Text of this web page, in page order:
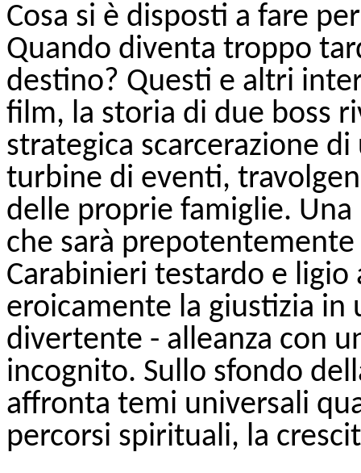
Cosa si è disposti a fare
Quando diventa troppo
destino? Questi e altri
film, la storia di due boss
strategica scarcerazione
turbine di eventi,
delle proprie famiglie.
che sarà
Carabinieri testardo e ligio
eroicamente la giustizia
divertente - alleanza con
incognito. Sullo sfondo
affronta temi universali
percorsi spirituali, la